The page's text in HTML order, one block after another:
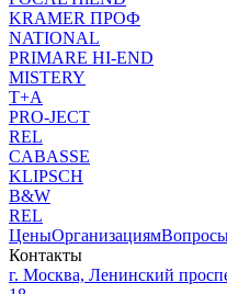
KRAMER ПРОФ
NATIONAL
PRIMARE HI-END
MISTERY
T+A
PRO-JECT
REL
CABASSE
KLIPSCH
B&W
REL
ЦеныОрганизациям
Контакты
г. Москва, Ленинский